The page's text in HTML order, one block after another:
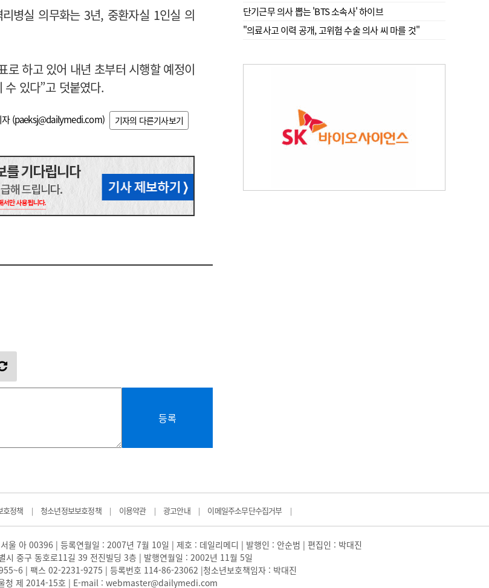
병실 의무화는 3년, 중환자실 1인실 의
로 하고 있어 내년 초부터 시행할 예정이
있다”고 덧붙였다.
(paeksj@dailymedi.com) 기자의 다른기사보기
등록
단기근무 의사 뽑는 'BTS 소속사' 하이브
"의료사고 이력 공개, 고위험 수술 의사 씨 마를 것"
호정책 | 청소년정보보호정책 | 이용약관 | 광고안내 | 이메일주소무단수집거부 |
울 아 00396 | 등록연월일 : 2007년 7월 10일 | 제호 : 데일리메디 | 발행인 : 안순범 | 편집인 : 박대진
시 중구 동호로11길 39 전진빌딩 3층 | 발행연월일 : 2002년 11월 5일
| 팩스 02-2231-9275 | 등록번호 114-86-23062 |청소년보호책임자 : 박대진
울청 제 2014-15호 | E-mail : webmaster@dailymedi.com